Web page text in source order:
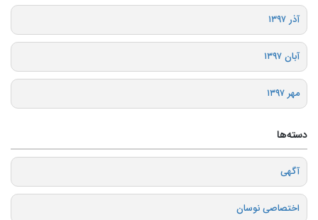
آذر ۱۳۹۷
آبان ۱۳۹۷
مهر ۱۳۹۷
دسته‌ها
آگهی
اختصاصی نوسان